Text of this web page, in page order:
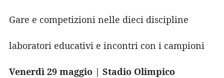
Gare e competizioni nelle dieci discipline
laboratori educativi e incontri con i campioni
Venerdì 29 maggio | Stadio Olimpico